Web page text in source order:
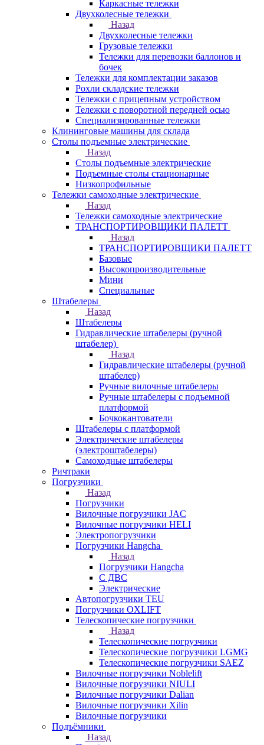
Каркасные тележки
Двухколесные тележки
Назад
Двухколесные тележки
Грузовые тележки
Тележки для перевозки баллонов и
бочек
Тележки для комплектации заказов
Рохли складские тележки
Тележки с прицепным устройством
Тележки с поворотной передней осью
Специализированные тележки
Клининговые машины для склада
Столы подъемные электрические
Назад
Столы подъемные электрические
Подъемные столы стационарные
Низкопрофильные
Тележки самоходные электрические
Назад
Тележки самоходные электрические
ТРАНСПОРТИРОВЩИКИ ПАЛЕТТ
Назад
ТРАНСПОРТИРОВЩИКИ ПАЛЕТТ
Базовые
Высокопроизводительные
Мини
Специальные
Штабелеры
Назад
Штабелеры
Гидравлические штабелеры (ручной
штабелер)
Назад
Гидравлические штабелеры (ручной
штабелер)
Ручные вилочные штабелеры
Ручные штабелеры с подъемной
платформой
Бочкокантователи
Штабелеры с платформой
Электрические штабелеры
(электроштабелеры)
Самоходные штабелеры
Ричтраки
Погрузчики
Назад
Погрузчики
Вилочные погрузчики JAC
Вилочные погрузчики HELI
Электропогрузчики
Погрузчики Hangcha
Назад
Погрузчики Hangcha
С ДВС
Электрические
Автопогрузчики TEU
Погрузчики OXLIFT
Телескопические погрузчики
Назад
Телескопические погрузчики
Телескопические погрузчики LGMG
Телескопические погрузчики SAEZ
Вилочные погрузчики Noblelift
Вилочные погрузчики NIULI
Вилочные погрузчики Dalian
Вилочные погрузчики Xilin
Вилочные погрузчики
Подъёмники
Назад